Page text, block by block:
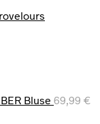
Bluse 69,99 €